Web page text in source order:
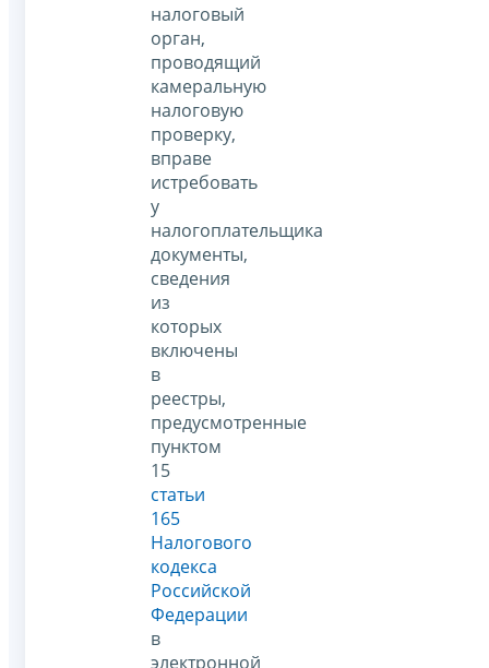
налоговый
орган,
проводящий
камеральную
налоговую
проверку,
вправе
истребовать
у
налогоплательщика
документы,
сведения
из
которых
включены
в
реестры,
предусмотренные
пунктом
15
статьи
165
Налогового
кодекса
Российской
Федерации
в
электронной